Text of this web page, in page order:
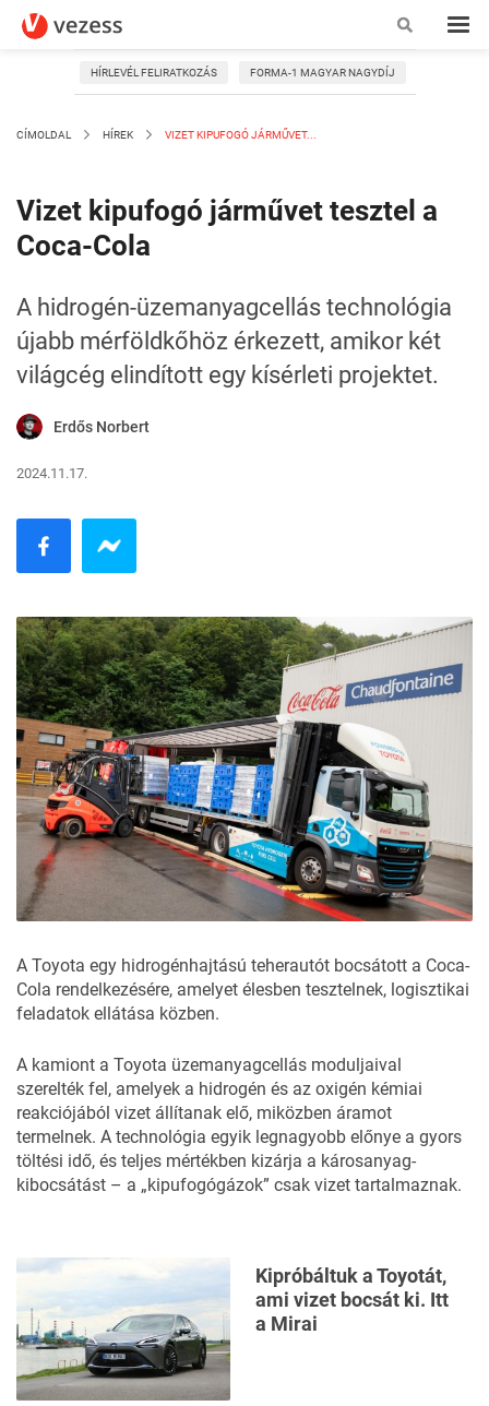
HÍRLEVÉL FELIRATKOZÁS FORMA-1 MAGYAR NAGYDÍJ
CÍMOLDAL HÍREK VIZET KIPUFOGÓ JÁRMŰVET...
Vizet kipufogó járművet tesztel a
Coca-Cola
A hidrogén-üzemanyagcellás technológia
újabb mérföldkőhöz érkezett, amikor két
világcég elindított egy kísérleti projektet.
Erdős Norbert
2024.11.17.
A Toyota egy hidrogénhajtású teherautót bocsátott a Coca-
Cola rendelkezésére, amelyet élesben tesztelnek, logisztikai
feladatok ellátása közben.
A kamiont a Toyota üzemanyagcellás moduljaival
szerelték fel, amelyek a hidrogén és az oxigén kémiai
reakciójából vizet állítanak elő, miközben áramot
termelnek. A technológia egyik legnagyobb előnye a gyors
töltési idő, és teljes mértékben kizárja a károsanyag-
kibocsátást – a „kipufogógázok” csak vizet tartalmaznak.
Kipróbáltuk a Toyotát,
ami vizet bocsát ki. Itt
a Mirai